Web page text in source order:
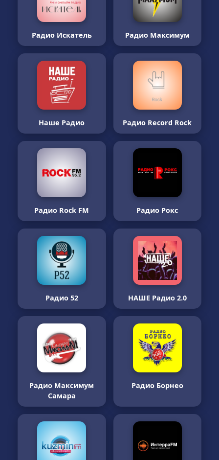
Радио Искатель Радио Максимум
Наше Радио Радио Record Rock
Радио Rock FM Радио Рокс
Радио 52 НАШЕ Радио 2.0
Радио Максимум
Самара
Радио Борнео